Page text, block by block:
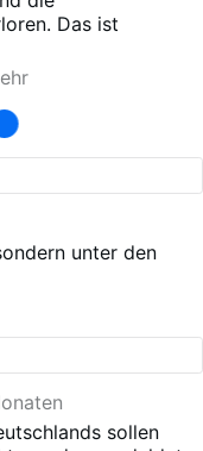
aufgedeckt
Verbrecher
Strafe nicht
Das ist
unter den
sollen